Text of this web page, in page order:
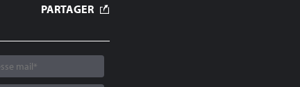
PARTAGER